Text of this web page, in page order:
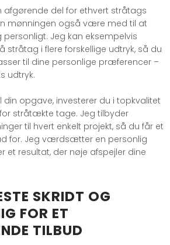
afgørende del for ethvert stråtags
mønningen også være med til at
Jeg kan eksempelvis
stråtag i flere forskellige udtryk, så du
til dine personlige præferencer –
udtryk.
opgave, investerer du i topkvalitet
stråtækte tage. Jeg tilbyder
til hvert enkelt projekt, så du får et
for. Jeg værdsætter en personlig
et resultat, der nøje afspejler dine
SKRIDT OG
FOR ET
TILBUD